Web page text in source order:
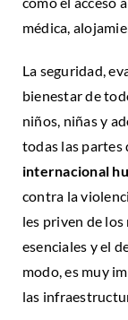
médica,
La seguridad,
bienestar de
niños, niñas y
todas las partes
internacional
contra la
les priven de
esenciales y el
modo, es muy
las